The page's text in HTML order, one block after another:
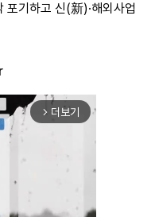
기하고 신(新)·해외사업
arrow_forward_ios 더보기